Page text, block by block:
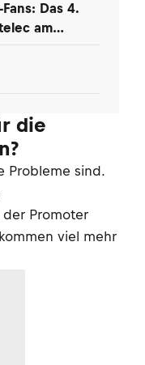
Das 4.
am
die
Probleme sind.
der Promoter
viel mehr